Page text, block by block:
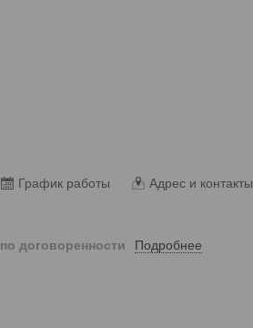
График работы Адрес и контакты
по договоренности Подробнее